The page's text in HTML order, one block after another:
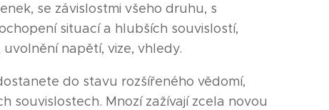
se závislostmi všeho druhu, s
situací a hlubších souvislostí,
napětí, vize, vhledy.
do stavu rozšířeného vědomí,
souvislostech. Mnozí zažívají zcela novou